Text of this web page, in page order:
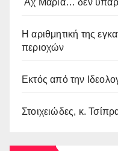
Αχ Μαρία… δεν
Η αριθμητική της
περιοχών
Εκτός από την
Στοιχειώδες, κ.